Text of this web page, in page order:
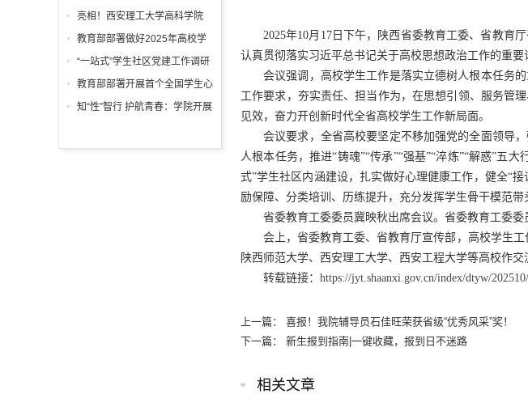
2025年10月17日下午，陕西省委教育工委、省教育
认真贯彻落实习近平总书记关于高校思想政治工作的重
会议强调，高校学生工作是落实立德树人根本任务
工作要求，夯实责任、担当作为，在思想引领、服务管
见效，奋力开创新时代全省高校学生工作新局面。
会议要求，全省高校要坚定不移加强党的全面领导
人根本任务，推进“铸魂”“传承”“强基”“淬炼”“解惑”五
式”学生社区内涵建设，扎实做好心理健康工作，健全“
励保障、分类培训、历练提升，充分发挥学生骨干模范
省委教育工委委员冀映秋出席会议。省委教育工委委
会上，省委教育工委、省教育厅宣传部，高校学生
陕西师范大学、西安理工大学、西安工程大学等高校作交
转载链接： https://jyt.shaanxi.gov.cn/index/dtyw/
上一篇： 喜报！我院辅导员石佳旺荣获省级“优秀风采”奖！
下一篇： 新生报到指南|一键收藏，报到日不迷路
相关文章
日不迷路
亮相！西安理工大学高科学院
2025级新生辅导员已上线
教育部部署做好2025年高校学
生征兵宣传工作
“一站式”学生社区党建工作调研
教育部部署开展首个全国学生心
理健康宣传教育月活动
知“性”智行 护航青春：学院开展
性心理健康意识